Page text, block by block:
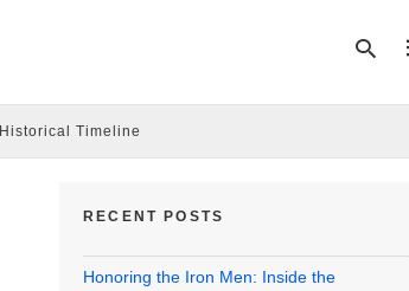
Historical Timeline
RECENT POSTS
Honoring the Iron Men: Inside the